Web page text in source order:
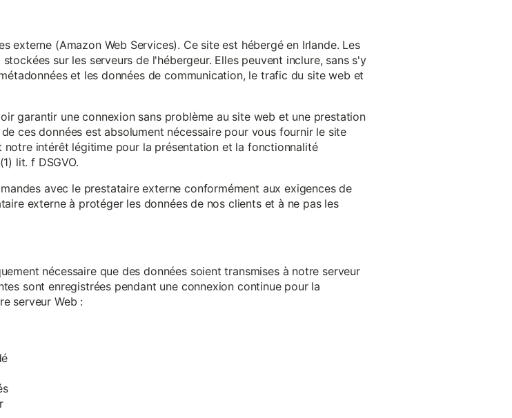
externe (Amazon Web Services). Ce site est hébergé en Irlande. Les
sur les serveurs de l'hébergeur. Elles peuvent inclure, sans s'y
et les données de communication, le trafic du site web et
garantir une connexion sans problème au site web et une prestation
ces données est absolument nécessaire pour vous fournir le site
intérêt légitime pour la présentation et la fonctionnalité
lit. f DSGVO.
avec le prestataire externe conformément aux exigences de
externe à protéger les données de nos clients et à ne pas les
nécessaire que des données soient transmises à notre serveur
sont enregistrées pendant une connexion continue pour la
serveur Web :